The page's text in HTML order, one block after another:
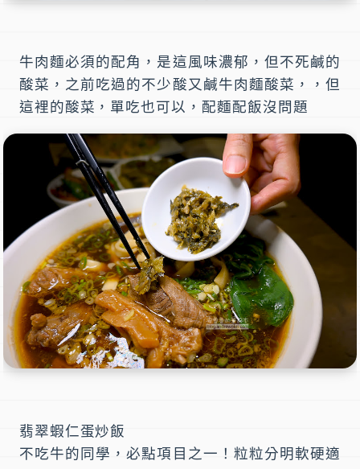
牛肉麵必須的配角，是這風味濃郁，但不死鹹的
酸菜，之前吃過的不少酸又鹹牛肉麵酸菜，，但
這裡的酸菜，單吃也可以，配麵配飯沒問題
翡翠蝦仁蛋炒飯
不吃牛的同學，必點項目之一！粒粒分明軟硬適